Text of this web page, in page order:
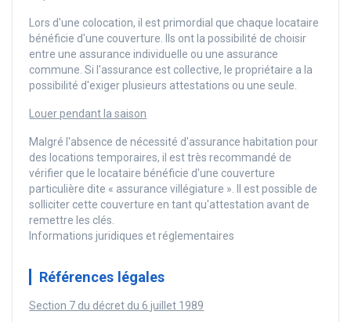
Lors d'une colocation, il est primordial que chaque locataire
bénéficie d'une couverture. Ils ont la possibilité de choisir
entre une assurance individuelle ou une assurance
commune. Si l'assurance est collective, le propriétaire a la
possibilité d'exiger plusieurs attestations ou une seule.
Louer pendant la saison
Malgré l'absence de nécessité d'assurance habitation pour
des locations temporaires, il est très recommandé de
vérifier que le locataire bénéficie d'une couverture
particulière dite « assurance villégiature ». Il est possible de
solliciter cette couverture en tant qu'attestation avant de
remettre les clés.
Informations juridiques et réglementaires
Références légales
Section 7 du décret du 6 juillet 1989